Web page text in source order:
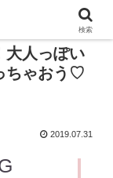
大人っぽい
ちゃおう♡
2019.07.31
検索